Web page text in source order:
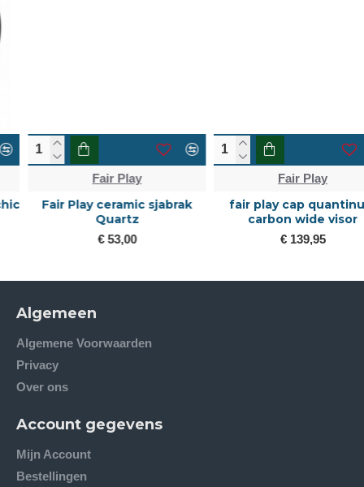
Fair Play
Fair Play ceramic sjabrak
Quartz
€ 53,00
Fair Play
fair play cap quantinum
carbon wide visor
€ 139,95
Algemeen
Algemene Voorwaarden
Privacy
Over ons
Account gegevens
Mijn Account
Bestellingen